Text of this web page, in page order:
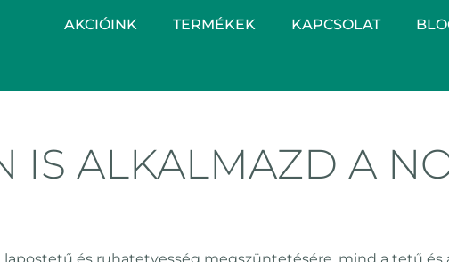
AKCIÓINK TERMÉKEK KAPCSOLAT
IS ALKALMAZD A